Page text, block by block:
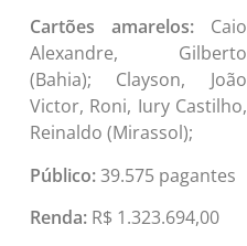
Cartões amarelos: Caio
Alexandre, Gilberto
(Bahia); Clayson, João
Victor, Roni, Iury Castilho,
Reinaldo (Mirassol);
Público:39.575 pagantes
Renda: R$ 1.323.694,00